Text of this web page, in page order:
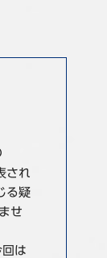
され
る疑
せ
は